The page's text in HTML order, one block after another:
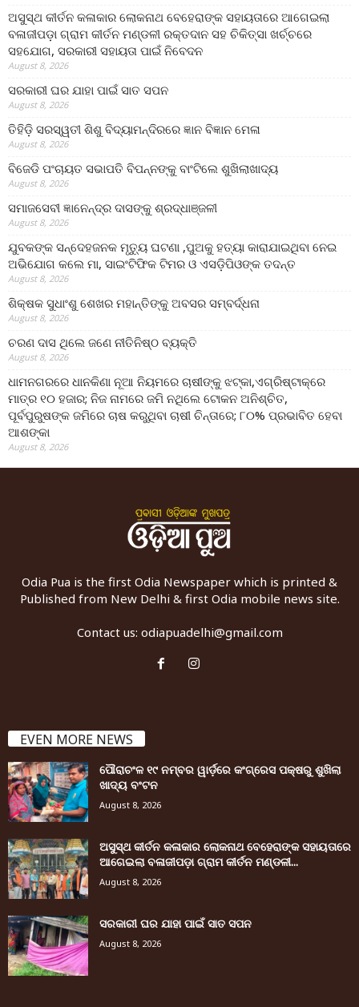
ଅସୁସ୍ଥ କୀର୍ତନ କଳାକାର ଲୋକନାଥ ବେହେରାଙ୍କ ସହାୟତାରେ ଆଗେଇଲା
ବଳାଜୀପଡ଼ା ଗ୍ରାମ କୀର୍ତନ ମଣ୍ଡଳୀ ରକ୍ତଦାନ ସହ ଚିକିତ୍ସା ଖର୍ଚ୍ଚରେ
ସହଯୋଗ, ସରକାରୀ ସହାୟତା ପାଇଁ ନିବେଦନ
August 8, 2026
ସରକାରୀ ଘର ଯାହା ପାଇଁ ସାତ ସପନ
August 8, 2026
ତିହିଡି଼ ସରସ୍ୱତୀ ଶିଶୁ ବିଦ୍ୟାମନ୍ଦିରରେ ଜ୍ଞାନ ବିଜ୍ଞାନ ମେଳା
August 8, 2026
ବିଜେଡି ପଂଚାୟତ ସଭାପତି ବିପନ୍ନଙ୍କୁ ବାଂଟିଲେ ଶୁଖିଲାଖାଦ୍ୟ
August 8, 2026
ସମାଜସେବୀ ଜ୍ଞାନେନ୍ଦ୍ର ଦାସଙ୍କୁ ଶ୍ରଦ୍ଧାଞ୍ଜଳୀ
August 8, 2026
ଯୁବକଙ୍କ ସନ୍ଦେହଜନକ ମୃତ୍ୟୁ ଘଟଣା ,ପୁଅକୁ ହତ୍ୟା କାରାଯାଇଥିବା ନେଇ
ଅଭିଯୋଗ କଲେ ମା, ସାଇଂଟିଫିକ ଟିମର ଓ ଏସଡ଼ିପିଓଙ୍କ ତଦନ୍ତ
August 8, 2026
ଶିକ୍ଷକ ସୁଧାଂଶୁ ଶେଖର ମହାନ୍ତିଙ୍କୁ ଅବସର ସମ୍ବର୍ଦ୍ଧନା
August 8, 2026
ଚରଣ ଦାସ ଥିଲେ ଜଣେ ନୀତିନିଷ୍ଠ ବ୍ୟକ୍ତି
August 8, 2026
ଧାମନଗରରେ ଧାନକିଣା ନୂଆ ନିୟମରେ ଚାଷୀଙ୍କୁ ଝଟ୍‌କା,ଏଗ୍ରିଷ୍ଟାକ୍‌ରେ
ମାତ୍ର ୧୦ ହଜାର; ନିଜ ନାମରେ ଜମି ନଥିଲେ ଟୋକନ ଅନିଶ୍ଚିତ,
ପୂର୍ବପୁରୁଷଙ୍କ ଜମିରେ ଚାଷ କରୁଥିବା ଚାଷୀ ଚିନ୍ତାରେ; ୮୦% ପ୍ରଭାବିତ ହେବା
ଆଶଙ୍କା
August 8, 2026
Odia Pua is the first Odia Newspaper which is printed &
Published from New Delhi & first Odia mobile news site.
Contact us: odiapuadelhi@gmail.com
EVEN MORE NEWS
ପୌରାଚଂଳ ୧୯ ନମ୍ବର ୱାର୍ଡ଼ରେ କଂଗ୍ରେସ ପକ୍ଷରୁ ଶୁଖିଲା
ଖାଦ୍ୟ ବଂଟନ
August 8, 2026
ଅସୁସ୍ଥ କୀର୍ତନ କଳାକାର ଲୋକନାଥ ବେହେରାଙ୍କ ସହାୟତାରେ
ଆଗେଇଲା ବଳାଜୀପଡ଼ା ଗ୍ରାମ କୀର୍ତନ ମଣ୍ଡଳୀ...
August 8, 2026
ସରକାରୀ ଘର ଯାହା ପାଇଁ ସାତ ସପନ
August 8, 2026